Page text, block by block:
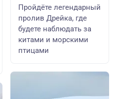
Пройдёте легендарный
пролив Дрейка, где
будете наблюдать за
китами и морскими
птицами